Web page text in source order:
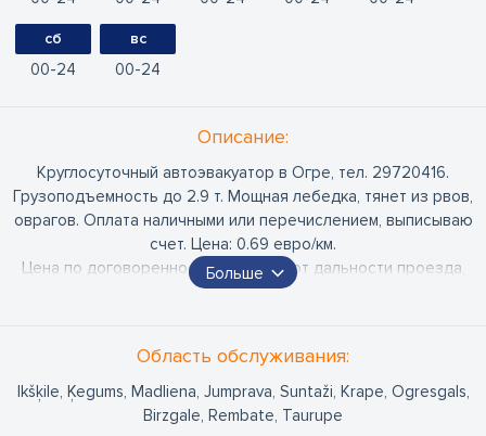
сб
00 24
вс
00 24
Oписание:
Круглосуточный автоэвакуатор в Огре, тел. 29720416.
Грузоподъемность до 2.9 т. Мощная лебедка, тянет из рвов,
оврагов. Оплата наличными или перечислением, выписываю
счет. Цена: 0.69 евро/км.
Цена по договоренности - зависит от дальности проезда,
времени суток и сложности эвакуации.
Автоэвакуатор в Огре. Автоэвакуатор в Айзкраукле.
Автоэвакуатор в Лиелварде.
Больше
Область обслуживания:
Ikšķile, Ķegums, Madliena, Jumprava, Suntaži, Krape, Ogresgals,
Birzgale, Rembate, Taurupe